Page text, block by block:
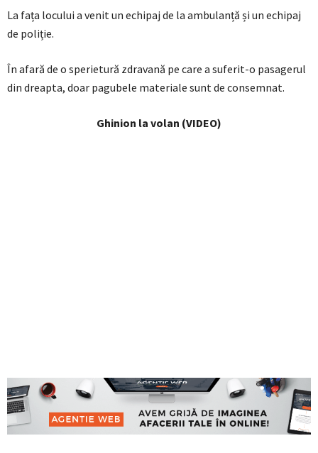
La fața locului a venit un echipaj de la ambulanță și un echipaj
de poliție.
În afară de o sperietură zdravană pe care a suferit-o pasagerul
din dreapta, doar pagubele materiale sunt de consemnat.
Ghinion la volan (VIDEO)